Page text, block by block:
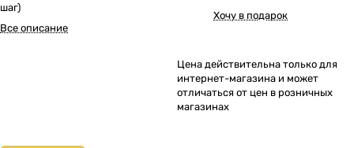
шаг)
Все описание
Хочу в подарок
Цена действительна только для
интернет-магазина и может
отличаться от цен в розничных
магазинах